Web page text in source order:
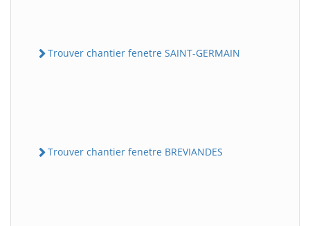
Trouver chantier fenetre SAINT-GERMAIN
Trouver chantier fenetre BREVIANDES